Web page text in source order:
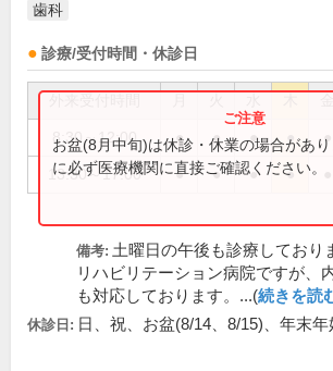
歯科
診療/受付時間・休診日
8:30～12:00 ● ● ● ● ●
13:30～17:00 ● ● ● ●
お盆(8月中旬)は休診・休業の場合があ
に必ず医療機関に直接ご確認ください。
備考: 土曜日の午後も診療しており
リハビリテーション病院ですが、
も対応しております。...(続きを読
休診日: 日、祝、お盆(8/14、8/15)、年末年